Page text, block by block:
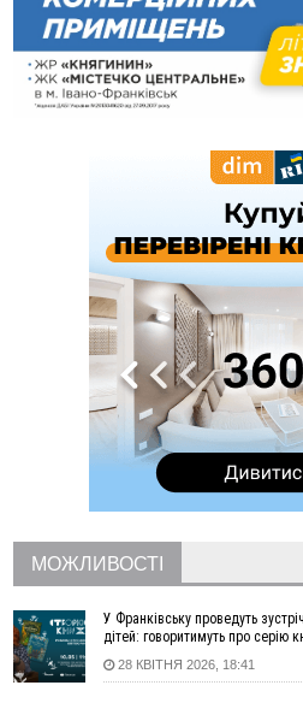
12:57
У Франківську зафіксували
спостережень
12:24
Лікування наркоманії Київ:
терапію якомога раніше
тисяч гривень у валюті,
Податкова передасть в
чоловіків 18–60 років
Водійка, яку на
відмовилася від
У Франківську, Коломиї,
зафіксували рекордну спеку
Змушував надсилати інтимні
затримали підозрюваного у
АМКУ розпочав справу проти
через різні ставки земельного
Синоптики попереджають про
до кінця п'ятниці
Нафтогазову площу на межі
повторно виставили на аукціон
06 Серпня
18:46 ФОТО У Польщі невідомі
17:45
Сили оборони уразила
берегової охорони фсб у Керчі
МОЖЛИВОСТІ
У Франківську проведуть
дітей: говоритимуть про серію
28 КВІТНЯ 2026, 18:41